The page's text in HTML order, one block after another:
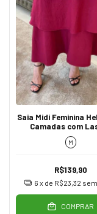
Saia Midi Feminina
Camadas com
Marsala
M
R$139,90
6 x de R$23,32
COMPRAR